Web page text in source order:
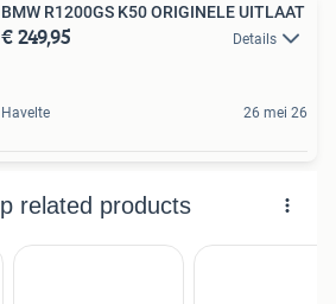
BMW R1200GS K50 ORIGINELE UITLAAT
€ 249,95 Details
Havelte 26 mei 26